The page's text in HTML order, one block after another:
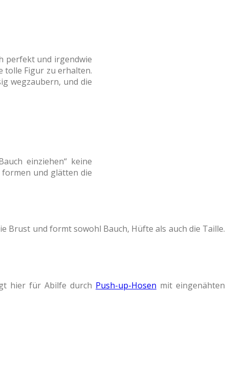
perfekt und irgendwie
tolle Figur zu erhalten.
wegzaubern, und die
einziehen“ keine
und glätten die
Brust und formt sowohl Bauch, Hüfte als auch die Taille.
hier für Abilfe durch Push-up-Hosen mit eingenähten